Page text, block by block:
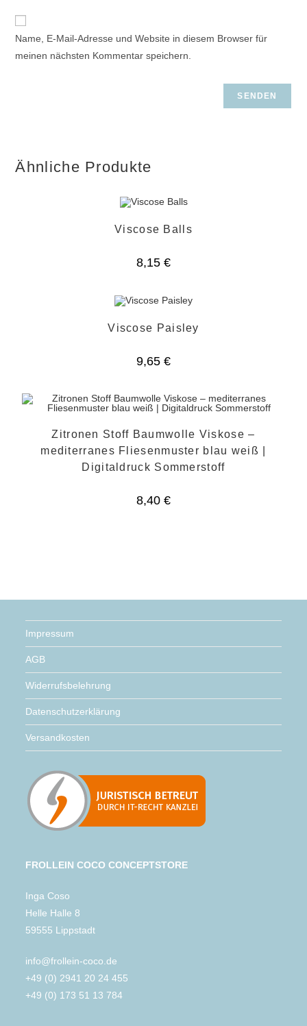
Name, E-Mail-Adresse und Website in diesem Browser für
meinen nächsten Kommentar speichern.
Ähnliche Produkte
Viscose Balls
8,15 €
Viscose Paisley
9,65 €
Zitronen Stoff Baumwolle Viskose –
mediterranes Fliesenmuster blau weiß |
Digitaldruck Sommerstoff
8,40 €
Impressum
AGB
Widerrufsbelehrung
Datenschutzerklärung
Versandkosten
FROLLEIN COCO CONCEPTSTORE
Inga Coso
Helle Halle 8
59555 Lippstadt
info@frollein-coco.de
+49 (0) 2941 20 24 455
+49 (0) 173 51 13 784